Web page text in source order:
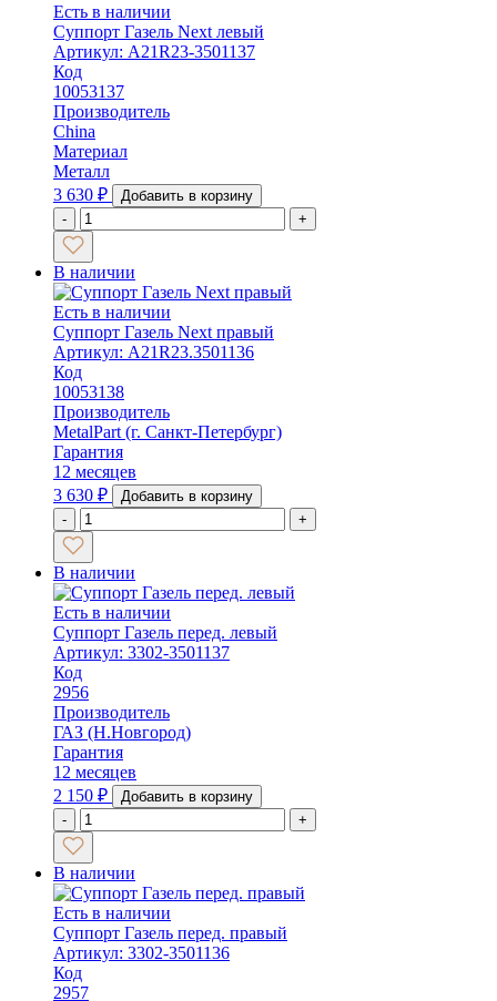
Есть в наличии
Суппорт Газель Next левый
Артикул: A21R23-3501137
Код
10053137
Производитель
China
Материал
Металл
3 630 ₽
Добавить в корзину
-
+
В наличии
Есть в наличии
Суппорт Газель Next правый
Артикул: A21R23.3501136
Код
10053138
Производитель
MetalPart (г. Санкт-Петербург)
Гарантия
12 месяцев
3 630 ₽
Добавить в корзину
-
+
В наличии
Есть в наличии
Суппорт Газель перед. левый
Артикул: 3302-3501137
Код
2956
Производитель
ГАЗ (Н.Новгород)
Гарантия
12 месяцев
2 150 ₽
Добавить в корзину
-
+
В наличии
Есть в наличии
Суппорт Газель перед. правый
Артикул: 3302-3501136
Код
2957